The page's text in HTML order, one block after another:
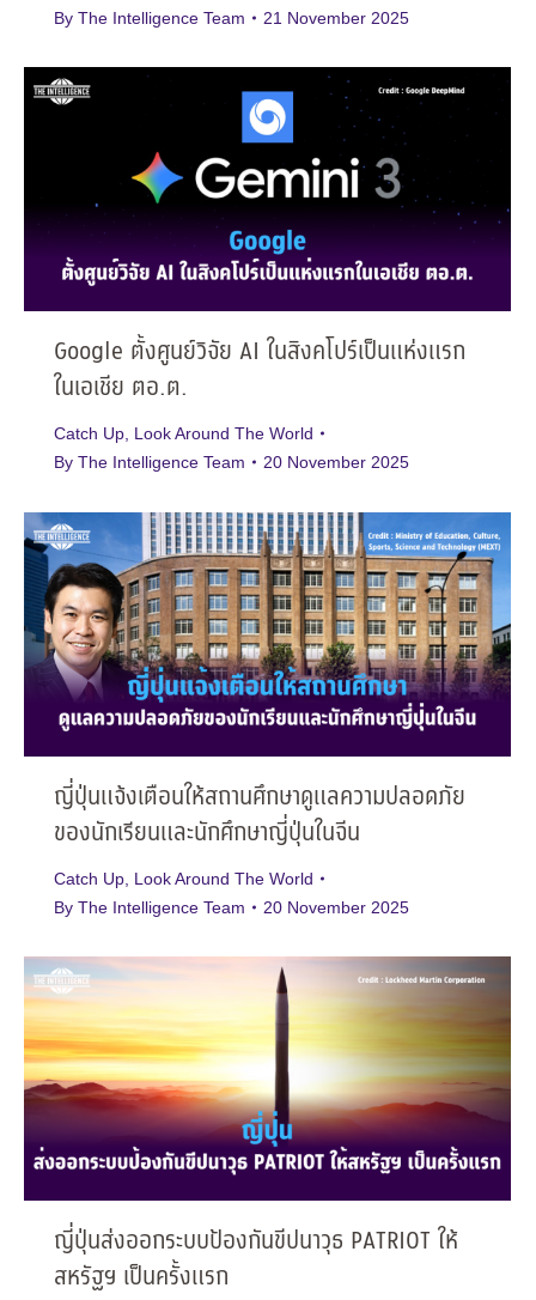
By The Intelligence Team 21 November 2025
Google ตั้งศูนย์วิจัย AI ในสิงคโปร์เป็นแห่งแรก
ในเอเชีย ตอ.ต.
Catch Up Look Around The World
By The Intelligence Team 20 November 2025
ญี่ปุ่นแจ้งเตือนให้สถานศึกษาดูแลความปลอดภัย
ของนักเรียนและนักศึกษาญี่ปุ่นในจีน
Catch Up Look Around The World
By The Intelligence Team 20 November 2025
ญี่ปุ่นส่งออกระบบป้องกันขีปนาวุธ PATRIOT ให้
สหรัฐฯ เป็นครั้งแรก